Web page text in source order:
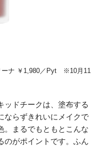
ーナ ￥1,980／Pyt ※10月11
ッドチークは、塗布する
ならずきれいにメイクで
。まるでもともとこんな
のがポイントです。ふん